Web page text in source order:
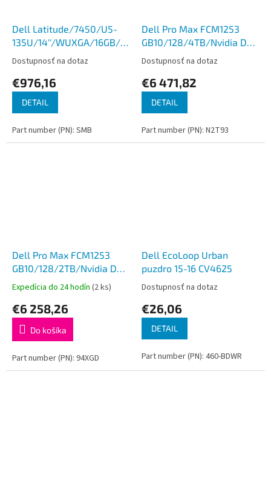
Dell Latitude/7450/U5-
135U/14''/WUXGA/16GB/512GB/Intel
int/W11P/Gray/3R NBD
Dostupnosť na dotaz
€976,16
DETAIL
Part number (PN): SMB
Dell Pro Max FCM1253
GB10/128/4TB/Nvidia DGX
Dostupnosť na dotaz
€6 471,82
DETAIL
Part number (PN): N2T93
Dell Pro Max FCM1253
GB10/128/2TB/Nvidia DGX
OS7
Expedícia do 24 hodín (2 ks)
€6 258,26
Do košíka
Part number (PN): 94XGD
Dell EcoLoop Urban
puzdro 15-16 CV4625
Dostupnosť na dotaz
€26,06
DETAIL
Part number (PN): 460-BDWR